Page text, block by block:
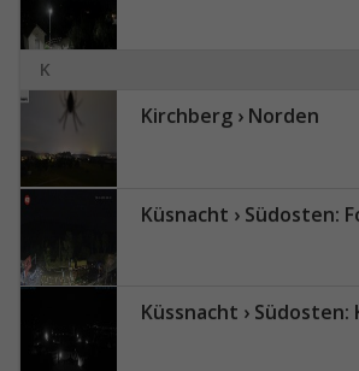
K
Kirchberg › Norden
Küsnacht › Südosten:
Küssnacht › Südosten: Küssnacht am Rigi